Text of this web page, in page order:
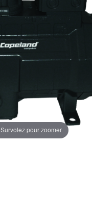
Survolez pour zoomer